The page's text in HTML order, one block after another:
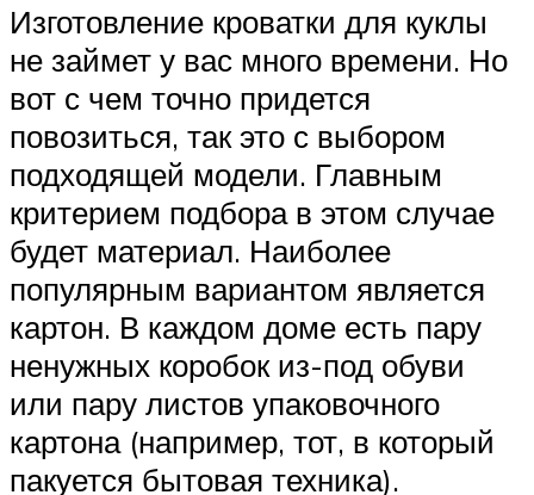
Изготовление кроватки для куклы
не займет у вас много времени. Но
вот с чем точно придется
повозиться, так это с выбором
подходящей модели. Главным
критерием подбора в этом случае
будет материал. Наиболее
популярным вариантом является
картон. В каждом доме есть пару
ненужных коробок из-под обуви
или пару листов упаковочного
картона (например, тот, в который
пакуется бытовая техника).